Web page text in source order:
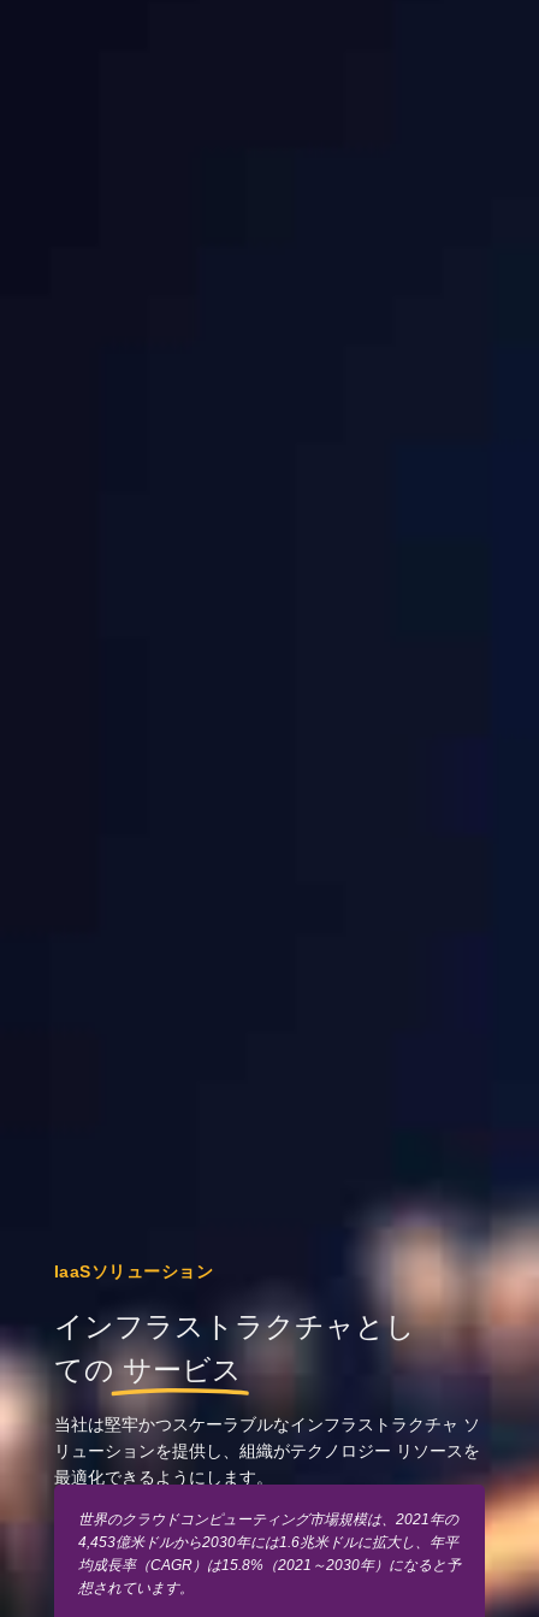
IaaSソリューション
インフラストラクチャとし
ての サービス
当社は堅牢かつスケーラブルなインフラストラクチャ ソ
リューションを提供し、組織がテクノロジー リソースを
最適化できるようにします。
世界のクラウドコンピューティング市場規模は、2021年の
4,453億米ドルから2030年には1.6兆米ドルに拡大し、年平
均成長率（CAGR）は15.8%（2021～2030年）になると予
想されています。